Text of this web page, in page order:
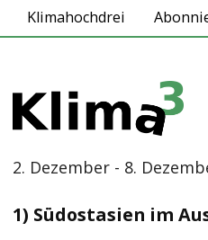
Klimahochdrei
2. Dezember - 8.
1) Südostasien im